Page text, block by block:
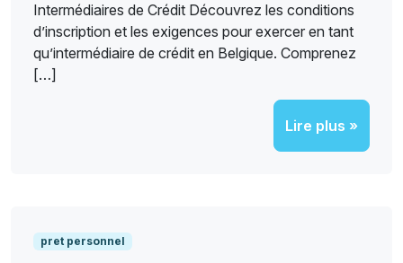
Intermédiaires de Crédit Découvrez les conditions
d’inscription et les exigences pour exercer en tant
qu’intermédiaire de crédit en Belgique. Comprenez
[…]
Lire plus »
pret personnel